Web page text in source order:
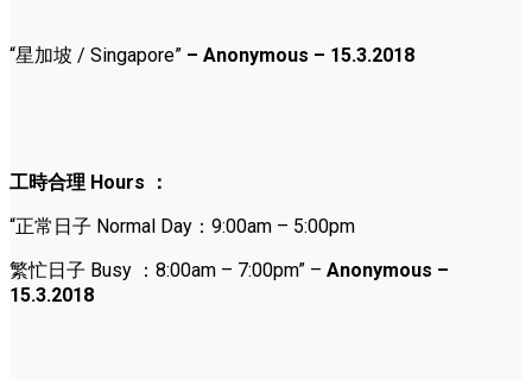
“星加坡 / Singapore” – Anonymous – 15.3.2018
工時合理 Hours ：
“正常日子 Normal Day：9:00am – 5:00pm
繁忙日子 Busy ：8:00am – 7:00pm” – Anonymous –
15.3.2018